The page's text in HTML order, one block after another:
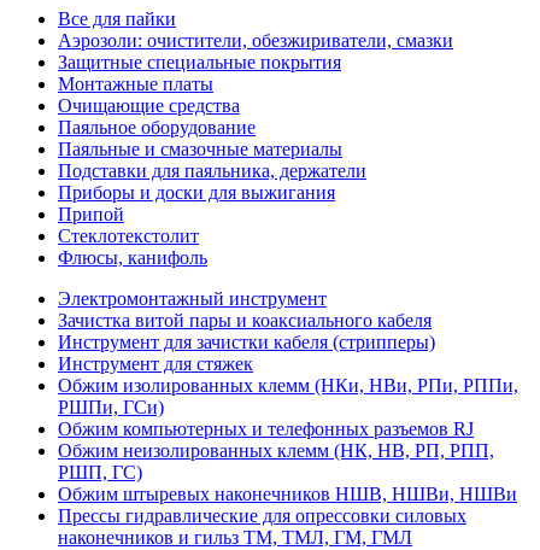
Все для пайки
Аэрозоли: очистители, обезжириватели, смазки
Защитные специальные покрытия
Монтажные платы
Очищающие средства
Паяльное оборудование
Паяльные и смазочные материалы
Подставки для паяльника, держатели
Приборы и доски для выжигания
Припой
Стеклотекстолит
Флюсы, канифоль
Электромонтажный инструмент
Зачистка витой пары и коаксиального кабеля
Инструмент для зачистки кабеля (стрипперы)
Инструмент для стяжек
Обжим изолированных клемм (НКи, НВи, РПи, РППи,
РШПи, ГСи)
Обжим компьютерных и телефонных разъемов RJ
Обжим неизолированных клемм (НК, НВ, РП, РПП,
РШП, ГС)
Обжим штыревых наконечников НШВ, НШВи, НШВи
Прессы гидравлические для опрессовки силовых
наконечников и гильз ТМ, ТМЛ, ГМ, ГМЛ